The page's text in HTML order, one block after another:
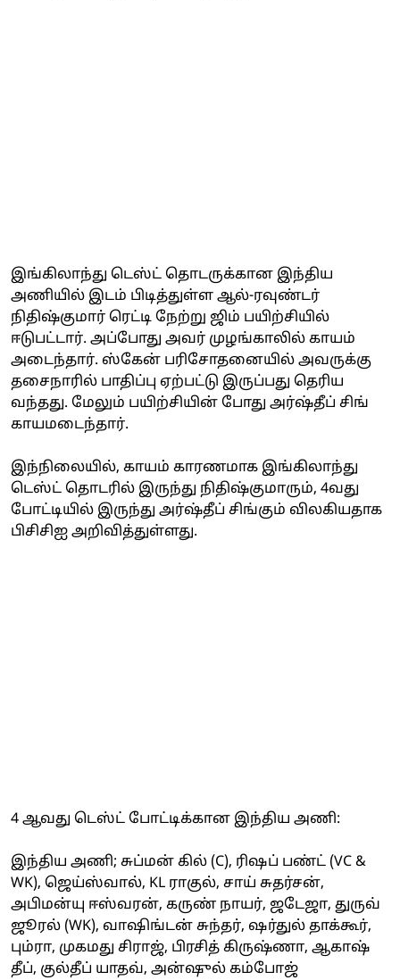
இங்கிலாந்து டெஸ்ட் தொடருக்கான இந்திய
அணியில் இடம் பிடித்துள்ள ஆல்-ரவுண்டர்
நிதிஷ்குமார் ரெட்டி நேற்று ஜிம் பயிற்சியில்
ஈடுபட்டார். அப்போது அவர் முழங்காலில் காயம்
அடைந்தார். ஸ்கேன் பரிசோதனையில் அவருக்கு
தசைநாரில் பாதிப்பு ஏற்பட்டு இருப்பது தெரிய
வந்தது. மேலும் பயிற்சியின் போது அர்ஷ்தீப் சிங்
காயமடைந்தார்.
இந்நிலையில், காயம் காரணமாக இங்கிலாந்து
டெஸ்ட் தொடரில் இருந்து நிதிஷ்குமாரும், 4வது
போட்டியில் இருந்து அர்ஷ்தீப் சிங்கும் விலகியதாக
பிசிசிஐ அறிவித்துள்ளது.
4 ஆவது டெஸ்ட் போட்டிக்கான இந்திய அணி:
இந்திய அணி; சுப்மன் கில் (C), ரிஷப் பண்ட் (VC &
WK), ஜெய்ஸ்வால், KL ராகுல், சாய் சுதர்சன்,
அபிமன்யு ஈஸ்வரன், கருண் நாயர், ஜடேஜா, துருவ்
ஜூரல் (WK), வாஷிங்டன் சுந்தர், ஷர்துல் தாக்கூர்,
பும்ரா, முகமது சிராஜ், பிரசித் கிருஷ்ணா, ஆகாஷ்
தீப், குல்தீப் யாதவ், அன்ஷுல் கம்போஜ்